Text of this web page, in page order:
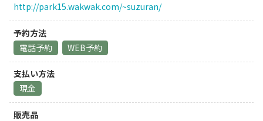
http://park15.wakwak.com/~suzuran/
予約方法
電話予約
WEB予約
支払い方法
現金
販売品